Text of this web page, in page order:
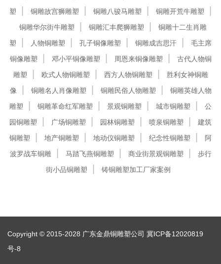
塑
铜雕故宫狮雕塑 铜雕八骏马雕塑
铜雕开荒牛雕塑
铜雕华尔街牛雕塑
铜雕汇丰爬狮雕塑
铜雕十二生肖雕
塑
人物铜雕塑 孔子铜像雕塑 铜雕成吉思汗
毛主席
铜像雕塑
邓小平铜像雕塑 周恩来铜像雕塑
古代人物铜
雕塑
欧式人物铜雕塑 西方人物铜雕塑
胜利女神铜雕
像
铜雕名人肖像雕塑 铜雕民俗人物雕塑
铜雕英雄人物
雕塑
铜雕革命红军雕塑 景观铜雕塑 城市铜雕塑
公
园铜雕塑
广场铜雕塑 园林铜雕塑 喷泉铜雕塑
建筑
铜雕塑
地产铜雕塑 地动仪铜雕塑 纪念性铜雕塑
阿
波罗战车铜雕
马踏飞燕铜雕塑 商业街景观铜雕塑
步行
街小品铜雕塑
铸铜雕塑加工厂家案例
Copyright © 2015-2028 广东金鼎铜雕塑公司 冀ICP备12020819
号-8